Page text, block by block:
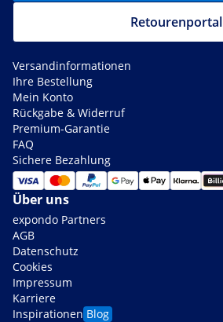
Retourenportal
Versandinformationen
Ihre Bestellung
Mein Konto
Rückgabe & Widerruf
Premium-Garantie
FAQ
Sichere Bezahlung
Über uns
expondo Partners
AGB
Datenschutz
Cookies
Impressum
Karriere
Inspirationen Blog